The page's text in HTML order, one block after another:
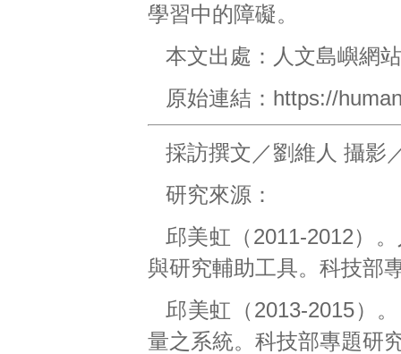
學習中的障礙。
本文出處： 人文島嶼網站
原始連結： https://
採訪撰文／劉維人 攝影
研究來源：
邱美虹（2011-2012）
與研究輔助工具。科技部
邱美虹（2013-2015）
量之系統。科技部專題研